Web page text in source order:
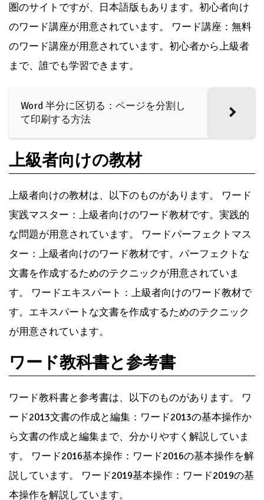
圏のサイトですが、日本語版もあります。初心者向け
のワード講座が用意されています。 ワード講座：無料
のワード講座が用意されています。初心者から上級者
まで、誰でも学習できます。
Word 半分に区切る：ページを分割し
て印刷する方法
上級者向けの教材
上級者向けの教材は、以下のものがあります。 ワード
実践マスター：上級者向けのワード教材です。実践的
な問題が用意されています。 ワードパーフェクトマス
ター：上級者向けのワード教材です。パーフェクトな
文書を作成するためのテクニックが用意されていま
す。 ワードエキスパート：上級者向けのワード教材で
す。エキスパートな文書を作成するためのテクニック
が用意されています。
ワード教科書と参考書
ワード教科書と参考書は、以下のものがあります。 ワ
ード2013文書の作成と編集：ワード2013の基本操作か
ら文書の作成と編集まで、分かりやすく解説していま
す。 ワード2016基本操作：ワード2016の基本操作を解
説しています。 ワード2019基本操作：ワード2019の基
本操作を解説しています。